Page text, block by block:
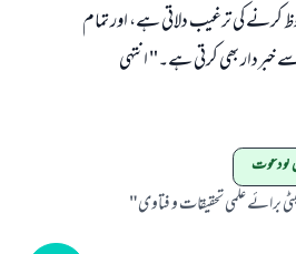
کرنے کی ترغیب دلاتی ہے، اور تمام
بھی کرتی ہے۔" انتہی
کو دعوت
برائے علمی تحقیقات و فتاوی"